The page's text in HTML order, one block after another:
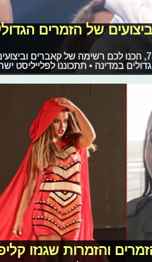
של הזמרים
לכבוד יום העצמאות ה–73, הכנו לכם רשימה של
במדינה • תתכוננו לפלייליסט
והזמרות שגנזו